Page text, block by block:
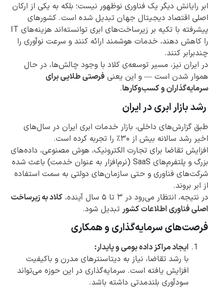
ابر رایانش دیگر یک فناوری نوظهور نیست؛ بلکه به یکی از ارکان
اصلی اقتصاد دیجیتال جهان تبدیل شده است. کشورهای
پیشرفته با تکیه بر زیرساخت‌های ابری توانسته‌اند هزینه‌های IT
را کاهش دهند، خدمات هوشمند ارائه کنند و سرعت نوآوری را
چندبرابر کنند.
در ایران نیز، مسیر توسعه‌ی کلاد با وجود چالش‌ها، در حال
هموار شدن است — و این یعنی فرصتی طلایی برای
سرمایه‌گذاران و کسب‌وکارها.
رشد بازار ابری در ایران
طبق گزارش‌های داخلی، بازار خدمات ابری ایران در سال‌های
اخیر رشد سالانه بیش از ۳۰٪ را تجربه کرده است.
افزایش تقاضا برای تجارت الکترونیک، هوش مصنوعی، داده‌های
بزرگ و پلتفرم‌های SaaS (نرم‌افزار به عنوان خدمت) باعث شده
شرکت‌های فناوری و حتی سازمان‌های دولتی به سمت استفاده
از ابر بروند.
در نتیجه، انتظار می‌رود در ۳ تا ۵ سال آینده،
کلاد به زیرساخت
اصلی فناوری اطلاعات کشور تبدیل شود.
فرصت‌های سرمایه‌گذاری و همکاری
ایجاد مراکز داده بومی و پایدار:
با رشد تقاضا، نیاز به دیتاسنترهای مدرن و باکیفیت
افزایش یافته است. سرمایه‌گذاری در این حوزه می‌تواند
سودآوری بلندمدتی داشته باشد.